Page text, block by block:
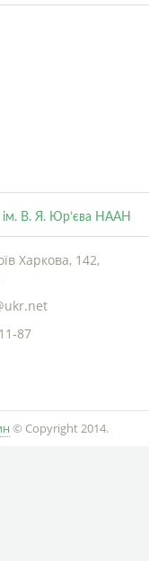
ім. В. Я. Юр’єва НААН
Харкова, 142,
87
© Copyright 2014.